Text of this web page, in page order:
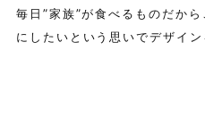
毎日”家族”が食べるものだか
にしたいという思いでデザイン